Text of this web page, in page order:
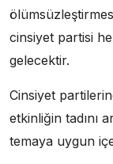
cinsiyet partisi
gelecektir.
Cinsiyet
etkinliğin tadını
temaya uygun